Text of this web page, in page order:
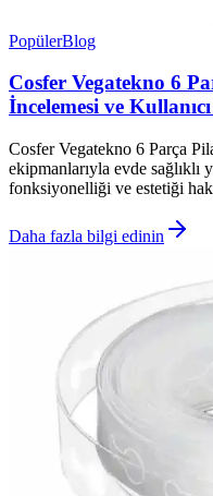
PopülerBlog
Cosfer Vegatekno 6
İncelemesi ve
Cosfer Vegatekno 6 Parça
ekipmanlarıyla evde sağlıklı
fonksiyonelliği ve estetiği
Daha fazla bilgi edinin